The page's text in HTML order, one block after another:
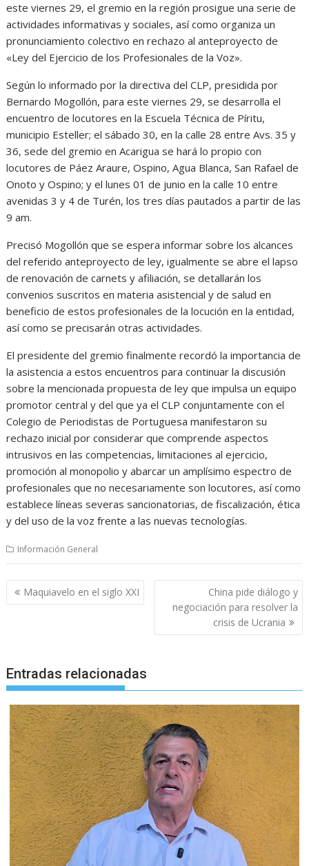
este viernes 29, el gremio en la región prosigue una serie de
actividades informativas y sociales, así como organiza un
pronunciamiento colectivo en rechazo al anteproyecto de
«Ley del Ejercicio de los Profesionales de la Voz».
Según lo informado por la directiva del CLP, presidida por
Bernardo Mogollón, para este viernes 29, se desarrolla el
encuentro de locutores en la Escuela Técnica de Píritu,
municipio Esteller; el sábado 30, en la calle 28 entre Avs. 35 y
36, sede del gremio en Acarigua se hará lo propio con
locutores de Páez Araure, Ospino, Agua Blanca, San Rafael de
Onoto y Ospino; y el lunes 01 de junio en la calle 10 entre
avenidas 3 y 4 de Turén, los tres días pautados a partir de las
9 am.
Precisó Mogollón que se espera informar sobre los alcances
del referido anteproyecto de ley, igualmente se abre el lapso
de renovación de carnets y afiliación, se detallarán los
convenios suscritos en materia asistencial y de salud en
beneficio de estos profesionales de la locución en la entidad,
así como se precisarán otras actividades.
El presidente del gremio finalmente recordó la importancia de
la asistencia a estos encuentros para continuar la discusión
sobre la mencionada propuesta de ley que impulsa un equipo
promotor central y del que ya el CLP conjuntamente con el
Colegio de Periodistas de Portuguesa manifestaron su
rechazo inicial por considerar que comprende aspectos
intrusivos en las competencias, limitaciones al ejercicio,
promoción al monopolio y abarcar un amplísimo espectro de
profesionales que no necesariamente son locutores, así como
establece líneas severas sancionatorias, de fiscalización, ética
y del uso de la voz frente a las nuevas tecnologías.
Información General
Navegación
de
Maquiavelo en el siglo XXI
China pide diálogo y
negociación para resolver la
crisis de Ucrania
Entradas relacionadas